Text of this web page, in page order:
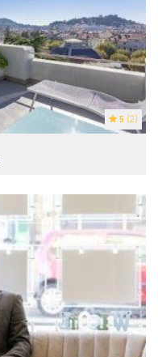
5 (2)